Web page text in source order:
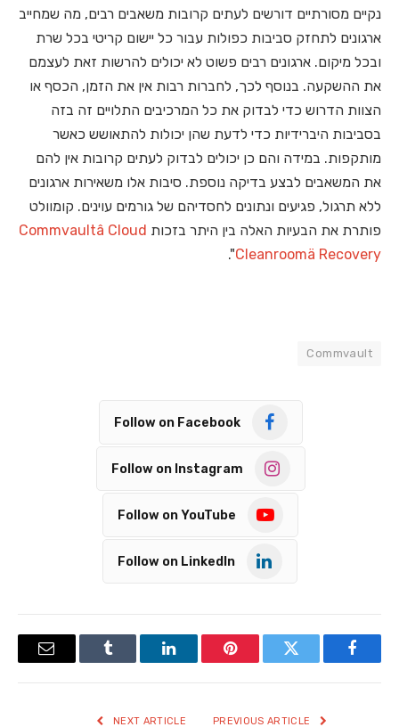
נקיים מסורתיים דורשים לעתים קרובות משאבים רבים, מה שמחייב
ארגונים לתחזק סביבות כפולות עבור כל יישום קריטי בכל שרת
ובכל מיקום. ארגונים רבים פשוט לא יכולים להרשות זאת לעצמם
את ההשקעה. בנוסף לכך, לחברות רבות אין את הזמן, הכסף או
הצוות הדרוש כדי לבדוק את כל המרכיבים התלויים זה בזה
בסביבות היברידיות כדי לדעת שהן יכולות להתאושש כאשר
מותקפות. במידה והם כן יכולים לבדוק לעתים קרובות אין להם
את המשאבים לבצע בדיקה נוספת. סיבות אלו משאירות ארגונים
ללא תרגול, פגיעים ונתונים לחסדיהם של גורמים עוינים. קומוולט
פותרת את הבעיות האלה בין היתר בזכות
Commvaultâ Cloud
Cleanroomä Recovery
".
Commvault
Follow on Facebook
Follow on Instagram
Follow on YouTube
Follow on LinkedIn
Facebook
Twitter
Pinterest
LinkedIn
Tumblr
Email
NEXT ARTICLE